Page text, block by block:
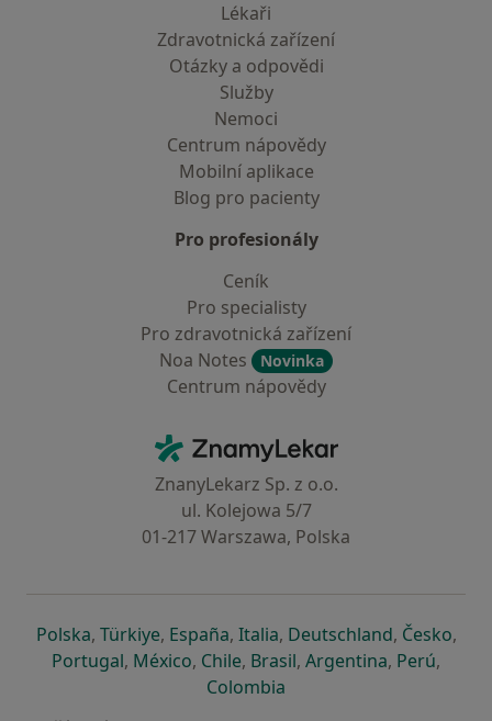
Lékaři
Zdravotnická zařízení
Otázky a odpovědi
Služby
Nemoci
Centrum nápovědy
Mobilní aplikace
Blog pro pacienty
Pro profesionály
Ceník
Pro specialisty
Pro zdravotnická zařízení
Noa Notes
Novinka
Centrum nápovědy
ZnamyLekar - Hlavní stránka
ZnanyLekarz Sp. z o.o.
ul. Kolejowa 5/7
01-217 Warszawa, Polska
Polskase otevře v nové záložce
, Türkiyese otevře v nové záložce
, Españase otevře v nové záložce
, Italiase otevře v nové záložce
, Deutschlandse otevře v
, Českose
,
Portugalse otevře v nové záložce
, Méxicose otevře v nové záložce
, Chilese otevře v nové záložce
, Brasilse otevře v nové
, Argentinase otevře v
, Perúse
,
Colombia